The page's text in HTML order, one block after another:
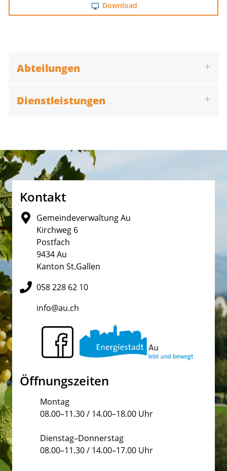
Download
Abteilungen
Dienstleistungen
Fusszeile
Kontakt
Gemeindeverwaltung Au
Kirchweg 6
Postfach
9434 Au
Kanton St.Gallen
058 228 62 10
info@au.ch
Öffnungszeiten
Montag
08.00–11.30 / 14.00–18.00 Uhr
Dienstag–Donnerstag
08.00–11.30 / 14.00–17.00 Uhr